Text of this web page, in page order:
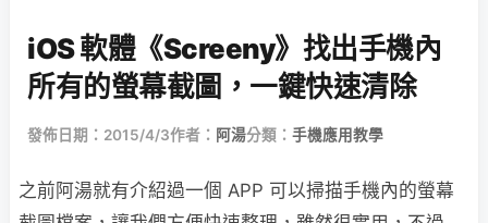
iOS 軟體《Screeny》找出手機內
所有的螢幕截圖，一鍵快速清除
發佈日期：2015/4/3作者： 阿湯分類： 手機應用教學
之前阿湯就有介紹過一個 APP 可以掃描手機內的螢幕